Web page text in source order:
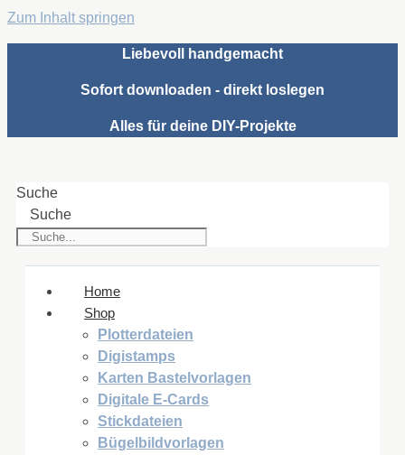
Zum Inhalt springen
Liebevoll handgemacht
Sofort downloaden - direkt loslegen
Alles für deine DIY-Projekte
Suche
Suche
Home
Shop
Plotterdateien
Digistamps
Karten Bastelvorlagen
Digitale E-Cards
Stickdateien
Bügelbildvorlagen